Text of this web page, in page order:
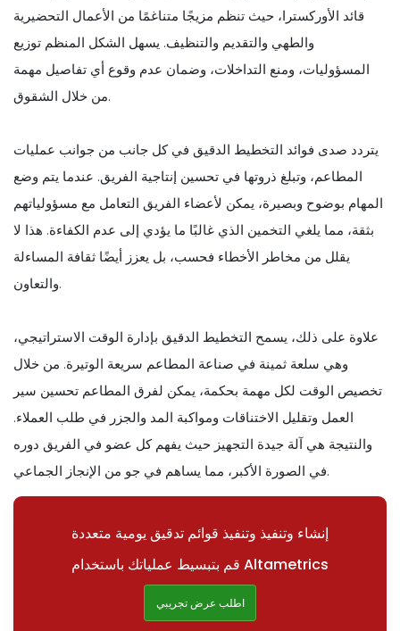
قائد الأوركسترا، حيث تنظم مزيجًا متناغمًا من الأعمال التحضيرية
والطهي والتقديم والتنظيف. يسهل الشكل المنظم توزيع
المسؤوليات، ومنع التداخلات، وضمان عدم وقوع أي تفاصيل مهمة
من خلال الشقوق.
يتردد صدى فوائد التخطيط الدقيق في كل جانب من جوانب عمليات
المطاعم، وتبلغ ذروتها في تحسين إنتاجية الفريق. عندما يتم وضع
المهام بوضوح وبصيرة، يمكن لأعضاء الفريق التعامل مع مسؤولياتهم
بثقة، مما يلغي التخمين الذي غالبًا ما يؤدي إلى عدم الكفاءة. هذا لا
يقلل من مخاطر الأخطاء فحسب، بل يعزز أيضًا ثقافة المساءلة
والتعاون.
علاوة على ذلك، يسمح التخطيط الدقيق بإدارة الوقت الاستراتيجي،
وهي سلعة ثمينة في صناعة المطاعم سريعة الوتيرة. من خلال
تخصيص الوقت لكل مهمة بحكمة، يمكن لفرق المطاعم تحسين سير
العمل وتقليل الاختناقات ومواكبة المد والجزر في طلب العملاء.
والنتيجة هي آلة جيدة التجهيز حيث يفهم كل عضو في الفريق دوره
في الصورة الأكبر، مما يساهم في جو من الإنجاز الجماعي.
إنشاء وتنفيذ وتنفيذ قوائم تدقيق يومية متعددة
قم بتبسيط عملياتك باستخدام Altametrics
اطلب عرض تجريبي